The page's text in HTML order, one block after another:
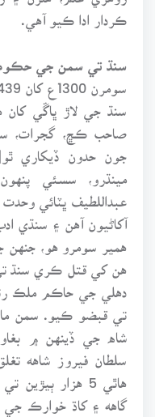
ڪردار ادا ڪيو آهي.
سنڌ تي سمن جي
سنڌ جي لاڙ ڀاڱي کان
صاحب ڪڇ، گجرات،
مينڌرو، سسئي
عبداللطيف ڀٽائي
آکاڻيون آهن ۽ سنڌي
همير سومرو هو،
هن کي قتل ڪري سنڌ
دهلي جي حاڪم ملڪ
تي قبضو ڪيو. سمن مان
هاٿي 5 هزار
گاهه ۽ کاڌ خوارڪ